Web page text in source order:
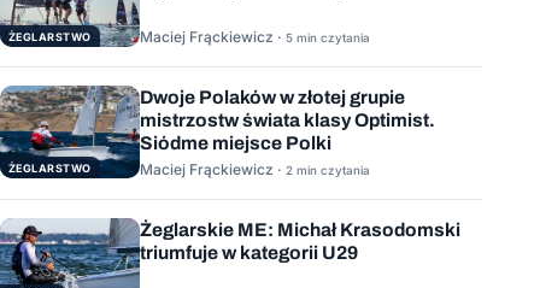
ŻEGLARSTWO Maciej Frąckiewicz · 5 min czytania
ŻEGLARSTWO
Dwoje Polaków w złotej grupie
mistrzostw świata klasy Optimist.
Siódme miejsce Polki
Maciej Frąckiewicz · 2 min czytania
Żeglarskie ME: Michał Krasodomski
triumfuje w kategorii U29